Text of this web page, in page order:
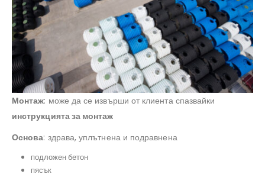
Монтаж: може да се извърши от клиента спазвайки
инструкцията за монтаж
Основа: здрава, уплътнена и подравнена
подложен бетон
пясък